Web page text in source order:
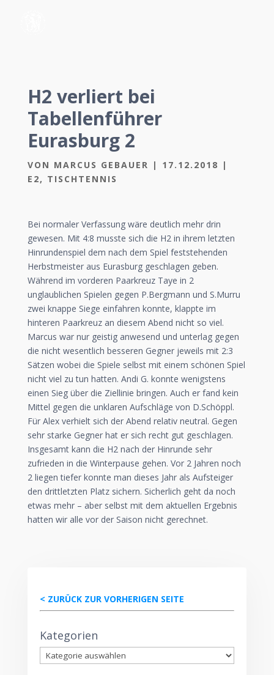
H2 verliert bei
Tabellenführer
Eurasburg 2
VON MARCUS GEBAUER | 17.12.2018 |
E2, TISCHTENNIS
Bei normaler Verfassung wäre deutlich mehr drin
gewesen. Mit 4:8 musste sich die H2 in ihrem letzten
Hinrundenspiel dem nach dem Spiel feststehenden
Herbstmeister aus Eurasburg geschlagen geben.
Während im vorderen Paarkreuz Taye in 2
unglaublichen Spielen gegen P.Bergmann und S.Murru
zwei knappe Siege einfahren konnte, klappte im
hinteren Paarkreuz an diesem Abend nicht so viel.
Marcus war nur geistig anwesend und unterlag gegen
die nicht wesentlich besseren Gegner jeweils mit 2:3
Sätzen wobei die Spiele selbst mit einem schönen Spiel
nicht viel zu tun hatten. Andi G. konnte wenigstens
einen Sieg über die Ziellinie bringen. Auch er fand kein
Mittel gegen die unklaren Aufschläge von D.Schöppl.
Für Alex verhielt sich der Abend relativ neutral. Gegen
sehr starke Gegner hat er sich recht gut geschlagen.
Insgesamt kann die H2 nach der Hinrunde sehr
zufrieden in die Winterpause gehen. Vor 2 Jahren noch
2 liegen tiefer konnte man dieses Jahr als Aufsteiger
den drittletzten Platz sichern. Sicherlich geht da noch
etwas mehr – aber selbst mit dem aktuellen Ergebnis
hatten wir alle vor der Saison nicht gerechnet.
< ZURÜCK ZUR VORHERIGEN SEITE
Kategorien
Kategorien